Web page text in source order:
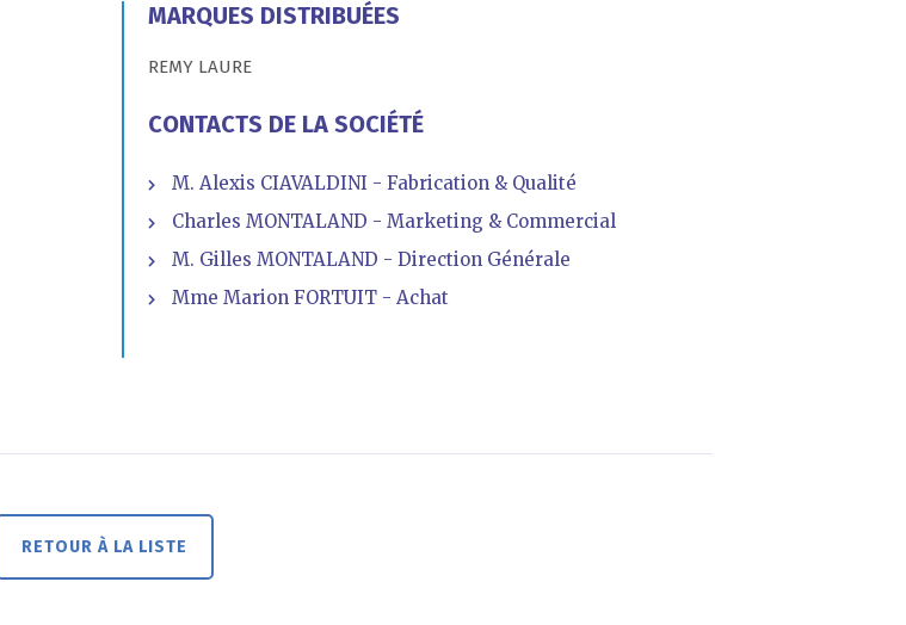
MARQUES DISTRIBUÉES
REMY LAURE
CONTACTS DE LA SOCIÉTÉ
M. Alexis CIAVALDINI - Fabrication & Qualité
Charles MONTALAND - Marketing & Commercial
M. Gilles MONTALAND - Direction Générale
Mme Marion FORTUIT - Achat
RETOUR À LA LISTE